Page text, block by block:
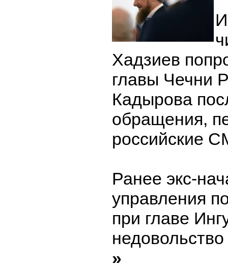
Хадзиев
главы Чечни
Кадырова
обращения,
российские
Ранее экс-
управления
при главе
»